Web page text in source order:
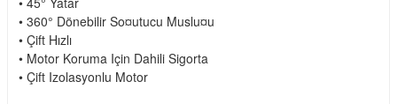
• 360° Dönebilir So¤utucu Muslu¤u
• Çift Hızlı
• Motor Koruma Için Dahili Sigorta
• Çift Izolasyonlu Motor